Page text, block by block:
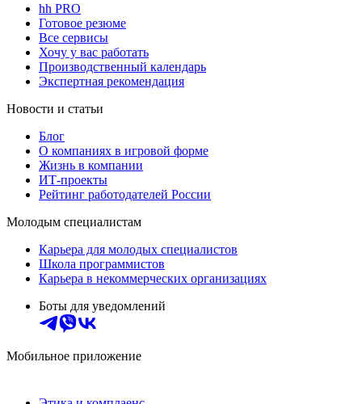
hh PRO
Готовое резюме
Все сервисы
Хочу у вас работать
Производственный календарь
Экспертная рекомендация
Новости и статьи
Блог
О компаниях в игровой форме
Жизнь в компании
ИТ-проекты
Рейтинг работодателей России
Молодым специалистам
Карьера для молодых специалистов
Школа программистов
Карьера в некоммерческих организациях
Боты для уведомлений
Мобильное приложение